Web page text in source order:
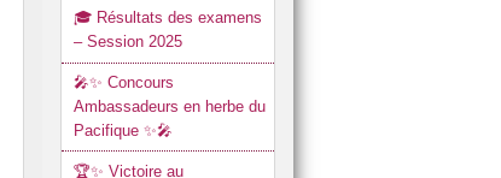
🎓 Résultats des examens
– Session 2025
🎤✨ Concours
Ambassadeurs en herbe du
Pacifique ✨🎤
🏆✨ Victoire au